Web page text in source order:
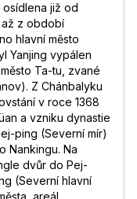
již od
až z období
hlavní město
Yanjing vypálen
Ta-tu, zvané
Z Chánbalyku
v roce 1368
a vzniku dynastie
ping (Severní mír)
Nankingu. Na
dvůr do Pej-
(Severní hlavní